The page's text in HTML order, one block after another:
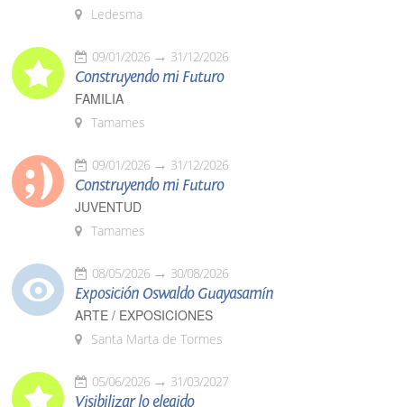
Ledesma
09/01/2026 31/12/2026
Construyendo mi Futuro
FAMILIA
Tamames
09/01/2026 31/12/2026
Construyendo mi Futuro
JUVENTUD
Tamames
08/05/2026 30/08/2026
Exposición Oswaldo Guayasamín
ARTE / EXPOSICIONES
Santa Marta de Tormes
05/06/2026 31/03/2027
Visibilizar lo elegido